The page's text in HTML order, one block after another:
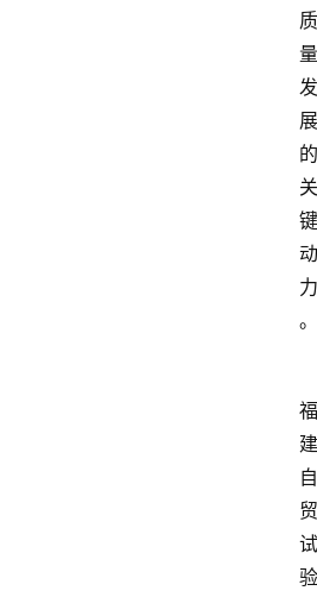
质
量
发
展
的
关
键
动
力
。
福
建
自
贸
试
验